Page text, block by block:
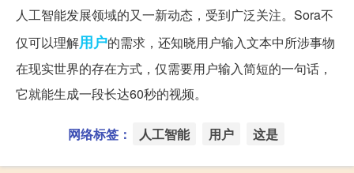
人工智能发展领域的又一新动态，受到广泛关注。Sora不
仅可以理解用户的需求，还知晓用户输入文本中所涉事物
在现实世界的存在方式，仅需要用户输入简短的一句话，
它就能生成一段长达60秒的视频。
网络标签： 人工智能 用户 这是